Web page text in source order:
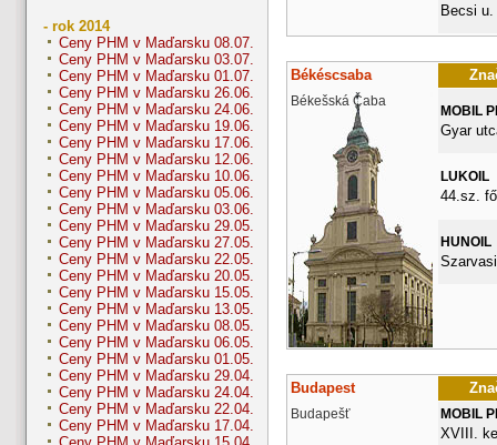
- rok 2014
Ceny PHM v Maďarsku 08.07.
Ceny PHM v Maďarsku 03.07.
Ceny PHM v Maďarsku 01.07.
Ceny PHM v Maďarsku 26.06.
Ceny PHM v Maďarsku 24.06.
Ceny PHM v Maďarsku 19.06.
Ceny PHM v Maďarsku 17.06.
Ceny PHM v Maďarsku 12.06.
Ceny PHM v Maďarsku 10.06.
Ceny PHM v Maďarsku 05.06.
Ceny PHM v Maďarsku 03.06.
Ceny PHM v Maďarsku 29.05.
Ceny PHM v Maďarsku 27.05.
Ceny PHM v Maďarsku 22.05.
Ceny PHM v Maďarsku 20.05.
Ceny PHM v Maďarsku 15.05.
Ceny PHM v Maďarsku 13.05.
Ceny PHM v Maďarsku 08.05.
Ceny PHM v Maďarsku 06.05.
Ceny PHM v Maďarsku 01.05.
Ceny PHM v Maďarsku 29.04.
Ceny PHM v Maďarsku 24.04.
Ceny PHM v Maďarsku 22.04.
Ceny PHM v Maďarsku 17.04.
Becsi u.
Békéscsaba
Békešská Čaba
MOBIL
Gyar
LUKOIL
44.sz.
HUNOIL
Budapest
Budapešť MOBIL
XVIII.